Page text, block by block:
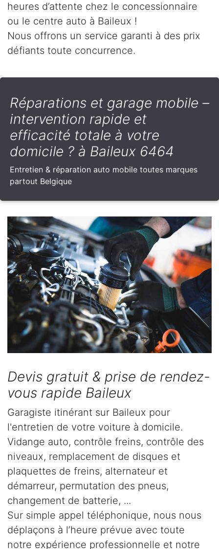
heures d’attente chez le concessionnaire
ou le centre auto à Baileux !
Nous offrons un service garanti à des prix
défiants toute concurrence.
Réparations et garage mobile –
intervention rapide et
efficacité totale à votre
domicile ? à Baileux 6464
Entretien & réparation auto mobile toutes marques
partout Belgique
Devis gratuit & prise de rendez-
vous rapide Baileux
Garagiste itinérant sur Baileux pour
l'entretien de votre voiture à domicile.
Vidange auto, contrôle freins, contrôle des
niveaux, remplacement de disques et
plaquettes de freins, alternateur et
démarreur, permutation des pneus,
changement de batterie, ...
Sur simple appel téléphonique, nous nous
déplaçons à l’heure prévue avec toute
notre expérience professionnelle et notre